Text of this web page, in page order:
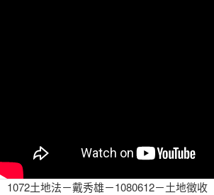
1072土地法－戴秀雄－1080612－土地徵收